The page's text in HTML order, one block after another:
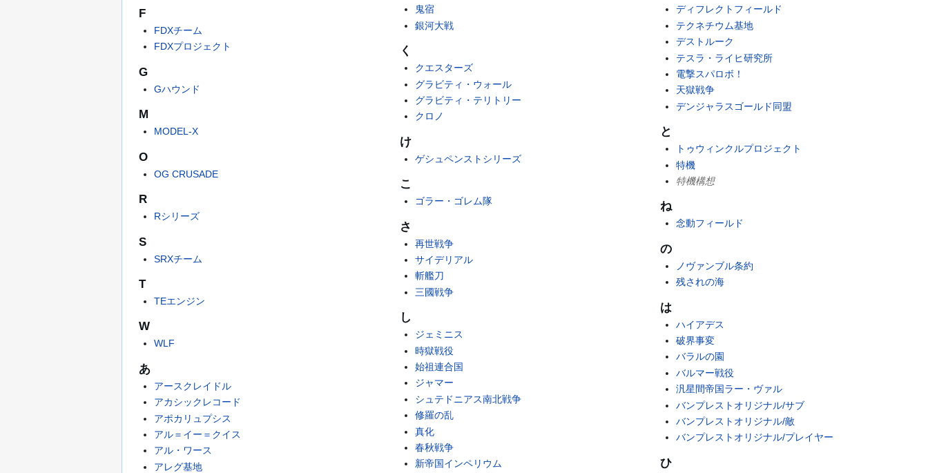
F
FDXチーム
FDXプロジェクト
G
Gハウンド
M
MODEL-X
O
OG CRUSADE
R
Rシリーズ
S
SRXチーム
T
TEエンジン
W
WLF
あ
アースクレイドル
アカシックレコード
アポカリュプシス
アル＝イー＝クイス
アル・ワース
アレグ基地
鬼宿
銀河大戦
く
クエスターズ
グラビティ・ウォール
グラビティ・テリトリー
クロノ
け
ゲシュペンストシリーズ
こ
ゴラー・ゴレム隊
さ
再世戦争
サイデリアル
斬艦刀
三國戦争
し
ジェミニス
時獄戦役
始祖連合国
ジャマー
シュテドニアス南北戦争
修羅の乱
真化
春秋戦争
新帝国インペリウム
ディフレクトフィールド
テクネチウム基地
デストルーク
テスラ・ライヒ研究所
電撃スパロボ！
天獄戦争
デンジャラスゴールド同盟
と
トゥウィンクルプロジェクト
特機
特機構想
ね
念動フィールド
の
ノヴァンブル条約
残されの海
は
ハイアデス
破界事変
バラルの園
バルマー戦役
汎星間帝国ラー・ヴァル
バンプレストオリジナル/サブ
バンプレストオリジナル/敵
バンプレストオリジナル/プレイヤー
ひ